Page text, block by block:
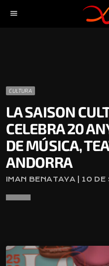
menu
CULTURA
LA SAISON
CELEBRA 20
DE MÚSICA,
ANDORRA
IMAN BENATAYA | 10